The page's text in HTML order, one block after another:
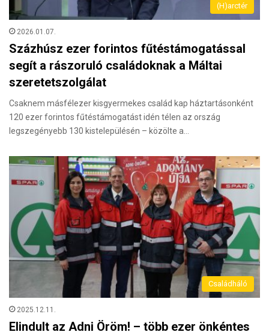
(H)arctér
2026.01.07.
Százhúsz ezer forintos fűtéstámogatással
segít a rászoruló családoknak a Máltai
szeretetszolgálat
Csaknem másfélezer kisgyermekes család kap háztartásonként
120 ezer forintos fűtéstámogatást idén télen az ország
legszegényebb 130 kistelepülésén – közölte a…
Családháló
2025.12.11.
Elindult az Adni Öröm! – több ezer önkéntes